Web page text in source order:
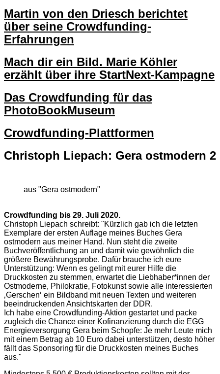
Martin von den Driesch berichtet
über seine Crowdfunding-
Erfahrungen
Mach dir ein Bild. Marie Köhler
erzählt über ihre StartNext-Kampagne
Das Crowdfunding für das
PhotoBookMuseum
Crowdfunding-Plattformen
Christoph Liepach: Gera ostmodern 2
aus "Gera ostmodern"
Crowdfunding bis 29. Juli 2020.
Christoph Liepach schreibt: "Kürzlich gab ich die letzten
Exemplare der ersten Auflage meines Buches Gera
ostmodern aus meiner Hand. Nun steht die zweite
Buchveröffentlichung an und damit wie gewöhnlich die
größere Bewährungsprobe. Dafür brauche ich eure
Unterstützung: Wenn es gelingt mit eurer Hilfe die
Druckkosten zu stemmen, erwartet die Liebhaber*innen der
Ostmoderne, Philokratie, Fotokunst sowie alle interessierten
‚Gerschen‘ ein Bildband mit neuen Texten und weiteren
beeindruckenden Ansichtskarten der DDR.
Ich habe eine Crowdfunding-Aktion gestartet und packe
zugleich die Chance einer Kofinanzierung durch die EGG
Energieversorgung Gera beim Schopfe: Je mehr Leute mich
mit einem Betrag ab 10 Euro dabei unterstützen, desto höher
fällt das Sponsoring für die Druckkosten meines Buches
aus."